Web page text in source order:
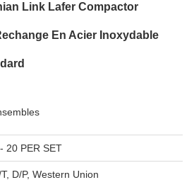
Link Lafer Compactor
En Acier Inoxydable
20 PER SET
D/P, Western Union